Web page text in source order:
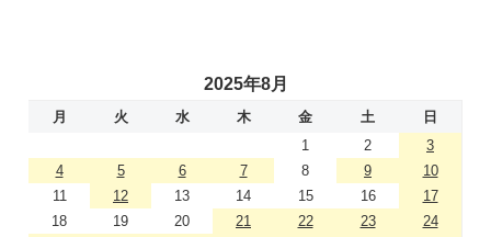
2025年8月
月 火 水 木 金 土
日
1
2
3
4
5 6 7 8 9
10
11
12 13 14 15 16
17
18
19 20 21 22 23
24